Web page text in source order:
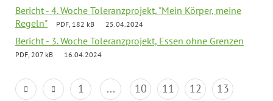
Bericht - 4. Woche Toleranzprojekt, "Mein Körper, meine
Regeln"
PDF, 182 kB 25.04.2024
Bericht - 3. Woche Toleranzprojekt, Essen ohne Grenzen
PDF, 207 kB 16.04.2024
1 ... 10 11 12
13